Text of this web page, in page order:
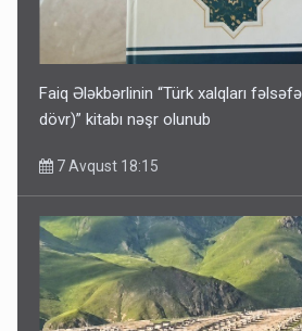
Faiq Ələkbərlinin “Türk xalqları
dövr)” kitabı nəşr olunub
7 Avqust 18:15